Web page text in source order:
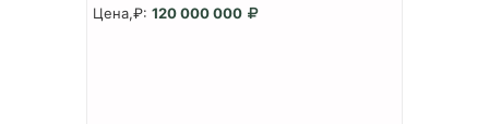
Цена,₽: 120 000 000